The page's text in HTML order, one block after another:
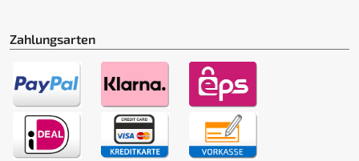
Zahlungsarten